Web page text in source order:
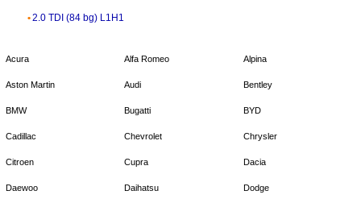
2.0 TDI (84 bg) L1H1
Acura Alfa Romeo Alpina
Aston Martin Audi Bentley
BMW Bugatti BYD
Cadillac Chevrolet Chrysler
Citroen Cupra Dacia
Daewoo Daihatsu Dodge